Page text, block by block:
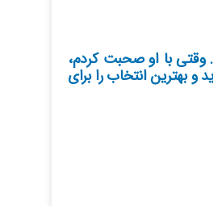
وقتی با او صحبت کردم،
و بهترین انتخاب را برای